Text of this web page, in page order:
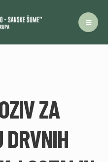
ZA
DRVNIH